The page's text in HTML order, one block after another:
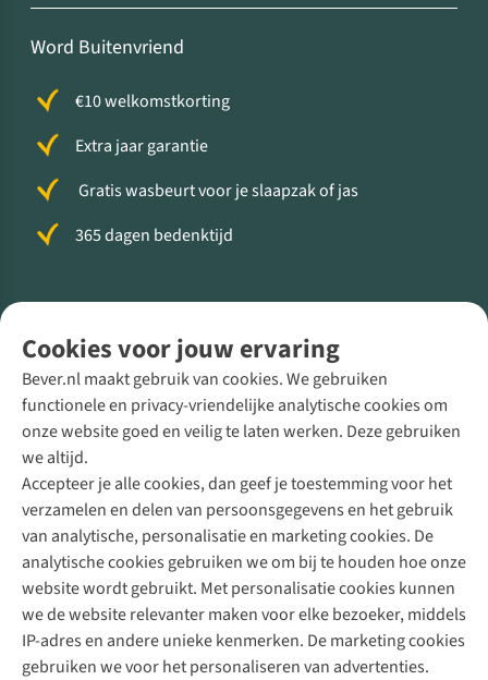
Cookies voor jouw ervaring
Bever.nl maakt gebruik van cookies. We gebruiken
functionele en privacy-vriendelijke analytische cookies om
onze website goed en veilig te laten werken. Deze gebruiken
we altijd.
Accepteer je alle cookies, dan geef je toestemming voor het
verzamelen en delen van persoonsgegevens en het gebruik
van analytische, personalisatie en marketing cookies. De
analytische cookies gebruiken we om bij te houden hoe onze
website wordt gebruikt. Met personalisatie cookies kunnen
we de website relevanter maken voor elke bezoeker, middels
IP-adres en andere unieke kenmerken. De marketing cookies
gebruiken we voor het personaliseren van advertenties.
Word Buitenvriend
€10 welkomstkorting
Extra jaar garantie
Gratis wasbeurt voor je slaapzak of jas
365 dagen bedenktijd
Direct advies van een Buitenexpert
+31 (0)85 888 50 88
+31 6 12 28 49 80
Contactformulier